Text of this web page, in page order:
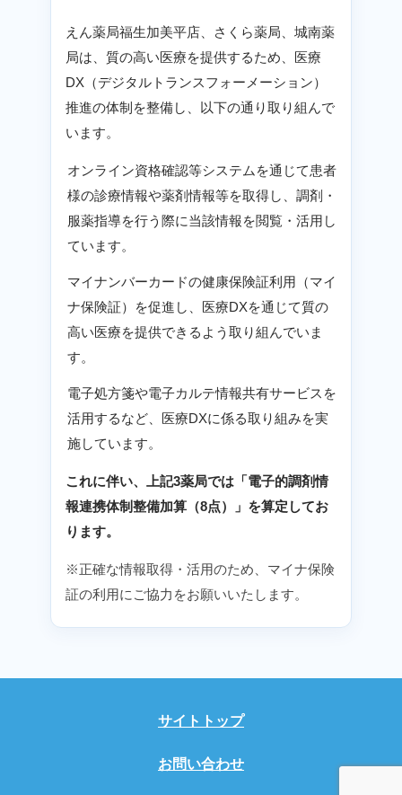
えん薬局福生加美平店、さくら薬局、城南薬
局は、質の高い医療を提供するため、医療
DX（デジタルトランスフォーメーション）
推進の体制を整備し、以下の通り取り組んで
います。
オンライン資格確認等システムを通じて患者
様の診療情報や薬剤情報等を取得し、調剤・
服薬指導を行う際に当該情報を閲覧・活用し
ています。
マイナンバーカードの健康保険証利用（マイ
ナ保険証）を促進し、医療DXを通じて質の
高い医療を提供できるよう取り組んでいま
す。
電子処方箋や電子カルテ情報共有サービスを
活用するなど、医療DXに係る取り組みを実
施しています。
これに伴い、上記3薬局では「電子的調剤情
報連携体制整備加算（8点）」を算定してお
ります。
※正確な情報取得・活用のため、マイナ保険
証の利用にご協力をお願いいたします。
サイトトップ
お問い合わせ